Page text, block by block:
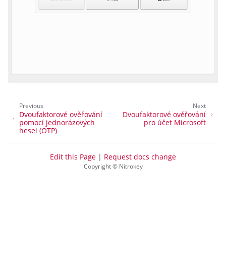
Next
Dvoufaktorové ověřování
pro účet Microsoft
Previous
Dvoufaktorové ověřování
pomocí jednorázových
hesel (OTP)
Copyright © Nitrokey
Edit this Page | Request docs change